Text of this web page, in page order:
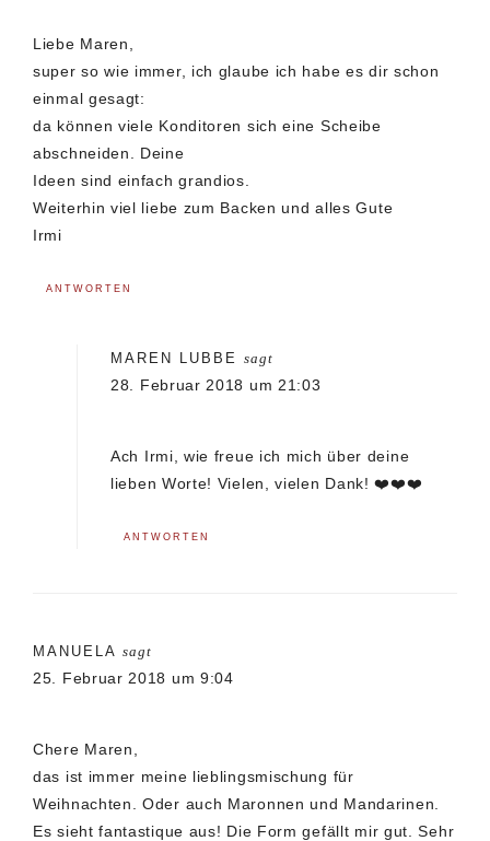
Liebe Maren,
super so wie immer, ich glaube ich habe es dir schon
einmal gesagt:
da können viele Konditoren sich eine Scheibe
abschneiden. Deine
Ideen sind einfach grandios.
Weiterhin viel liebe zum Backen und alles Gute
Irmi
ANTWORTEN
MAREN LUBBE sagt
28. Februar 2018 um 21:03
Ach Irmi, wie freue ich mich über deine
lieben Worte! Vielen, vielen Dank! ❤️❤️❤️
ANTWORTEN
MANUELA sagt
25. Februar 2018 um 9:04
Chere Maren,
das ist immer meine lieblingsmischung für
Weihnachten. Oder auch Maronnen und Mandarinen.
Es sieht fantastique aus! Die Form gefällt mir gut. Sehr